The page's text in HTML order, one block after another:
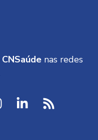
CNSaúdenas redes